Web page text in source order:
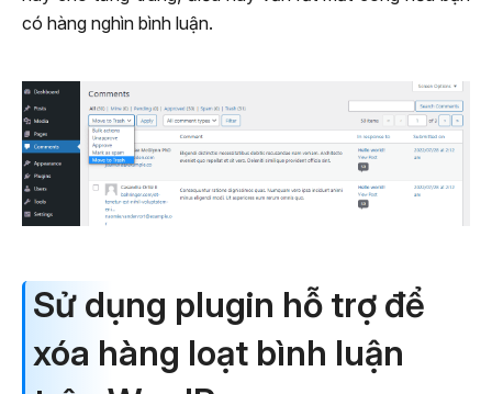
có hàng nghìn bình luận.
Sử dụng plugin hỗ trợ để
xóa hàng loạt bình luận